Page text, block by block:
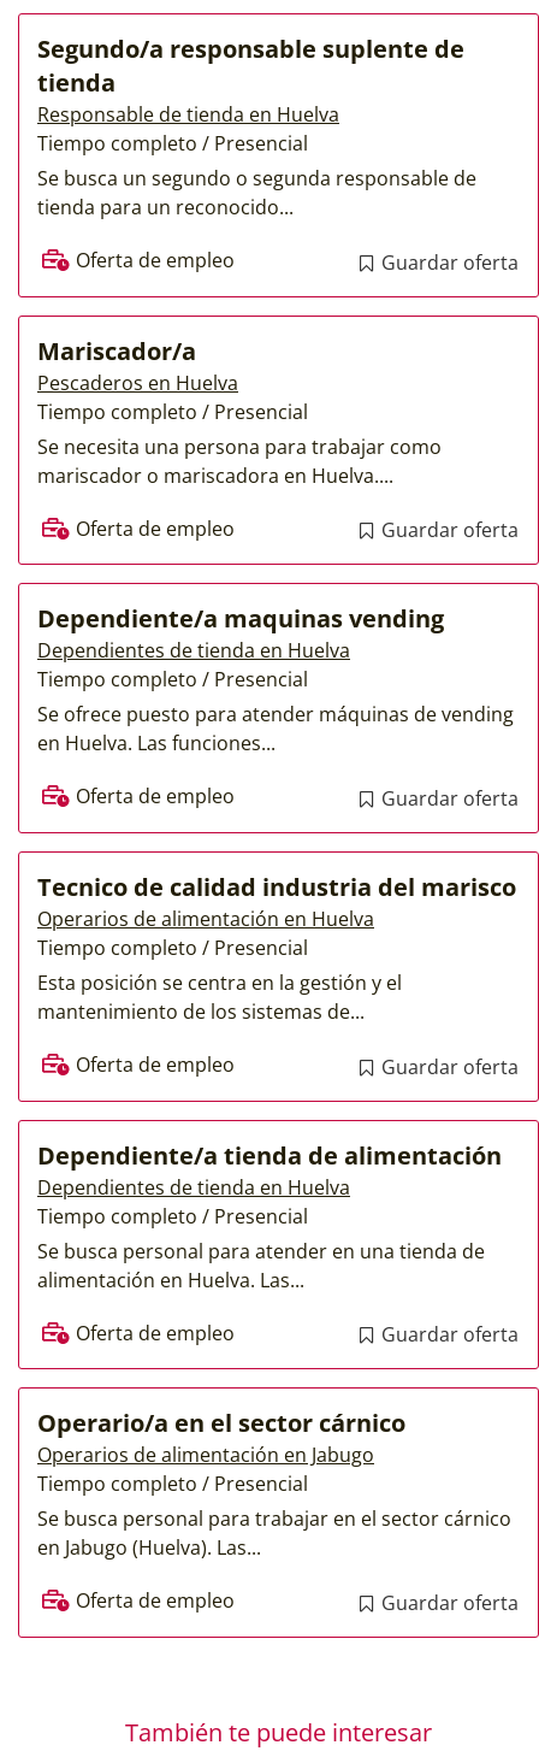
Segundo/a responsable suplente de
tienda
Responsable de tienda en Huelva
Tiempo completo / Presencial
Se busca un segundo o segunda responsable de
tienda para un reconocido...
Oferta de empleo
Guardar oferta
Mariscador/a
Pescaderos en Huelva
Tiempo completo / Presencial
Se necesita una persona para trabajar como
mariscador o mariscadora en Huelva....
Oferta de empleo
Guardar oferta
Dependiente/a maquinas vending
Dependientes de tienda en Huelva
Tiempo completo / Presencial
Se ofrece puesto para atender máquinas de vending
en Huelva. Las funciones...
Oferta de empleo
Guardar oferta
Tecnico de calidad industria del marisco
Operarios de alimentación en Huelva
Tiempo completo / Presencial
Esta posición se centra en la gestión y el
mantenimiento de los sistemas de...
Oferta de empleo
Guardar oferta
Dependiente/a tienda de alimentación
Dependientes de tienda en Huelva
Tiempo completo / Presencial
Se busca personal para atender en una tienda de
alimentación en Huelva. Las...
Oferta de empleo
Guardar oferta
Operario/a en el sector cárnico
Operarios de alimentación en Jabugo
Tiempo completo / Presencial
Se busca personal para trabajar en el sector cárnico
en Jabugo (Huelva). Las...
Oferta de empleo
Guardar oferta
También te puede interesar